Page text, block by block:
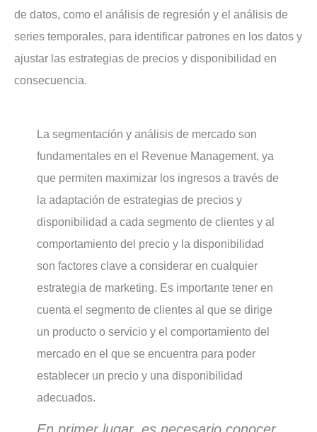
de datos, como el análisis de regresión y el análisis de
series temporales, para identificar patrones en los datos y
ajustar las estrategias de precios y disponibilidad en
consecuencia.
La segmentación y análisis de mercado son
fundamentales en el Revenue Management, ya
que permiten maximizar los ingresos a través de
la adaptación de estrategias de precios y
disponibilidad a cada segmento de clientes y al
comportamiento del precio y la disponibilidad
son factores clave a considerar en cualquier
estrategia de marketing. Es importante tener en
cuenta el segmento de clientes al que se dirige
un producto o servicio y el comportamiento del
mercado en el que se encuentra para poder
establecer un precio y una disponibilidad
adecuados.
En primer lugar, es necesario conocer